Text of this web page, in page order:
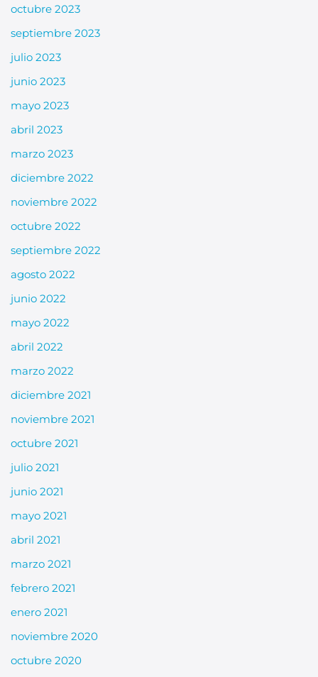
octubre 2023
septiembre 2023
julio 2023
junio 2023
mayo 2023
abril 2023
marzo 2023
diciembre 2022
noviembre 2022
octubre 2022
septiembre 2022
agosto 2022
junio 2022
mayo 2022
abril 2022
marzo 2022
diciembre 2021
noviembre 2021
octubre 2021
julio 2021
junio 2021
mayo 2021
abril 2021
marzo 2021
febrero 2021
enero 2021
noviembre 2020
octubre 2020